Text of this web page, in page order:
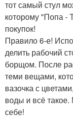
тот самый стул
которому "Попа -
покупок!
Правило 6-е!
делить рабочий
борщом. После
теми вещами,
вазочка с
воды и всё
себе!